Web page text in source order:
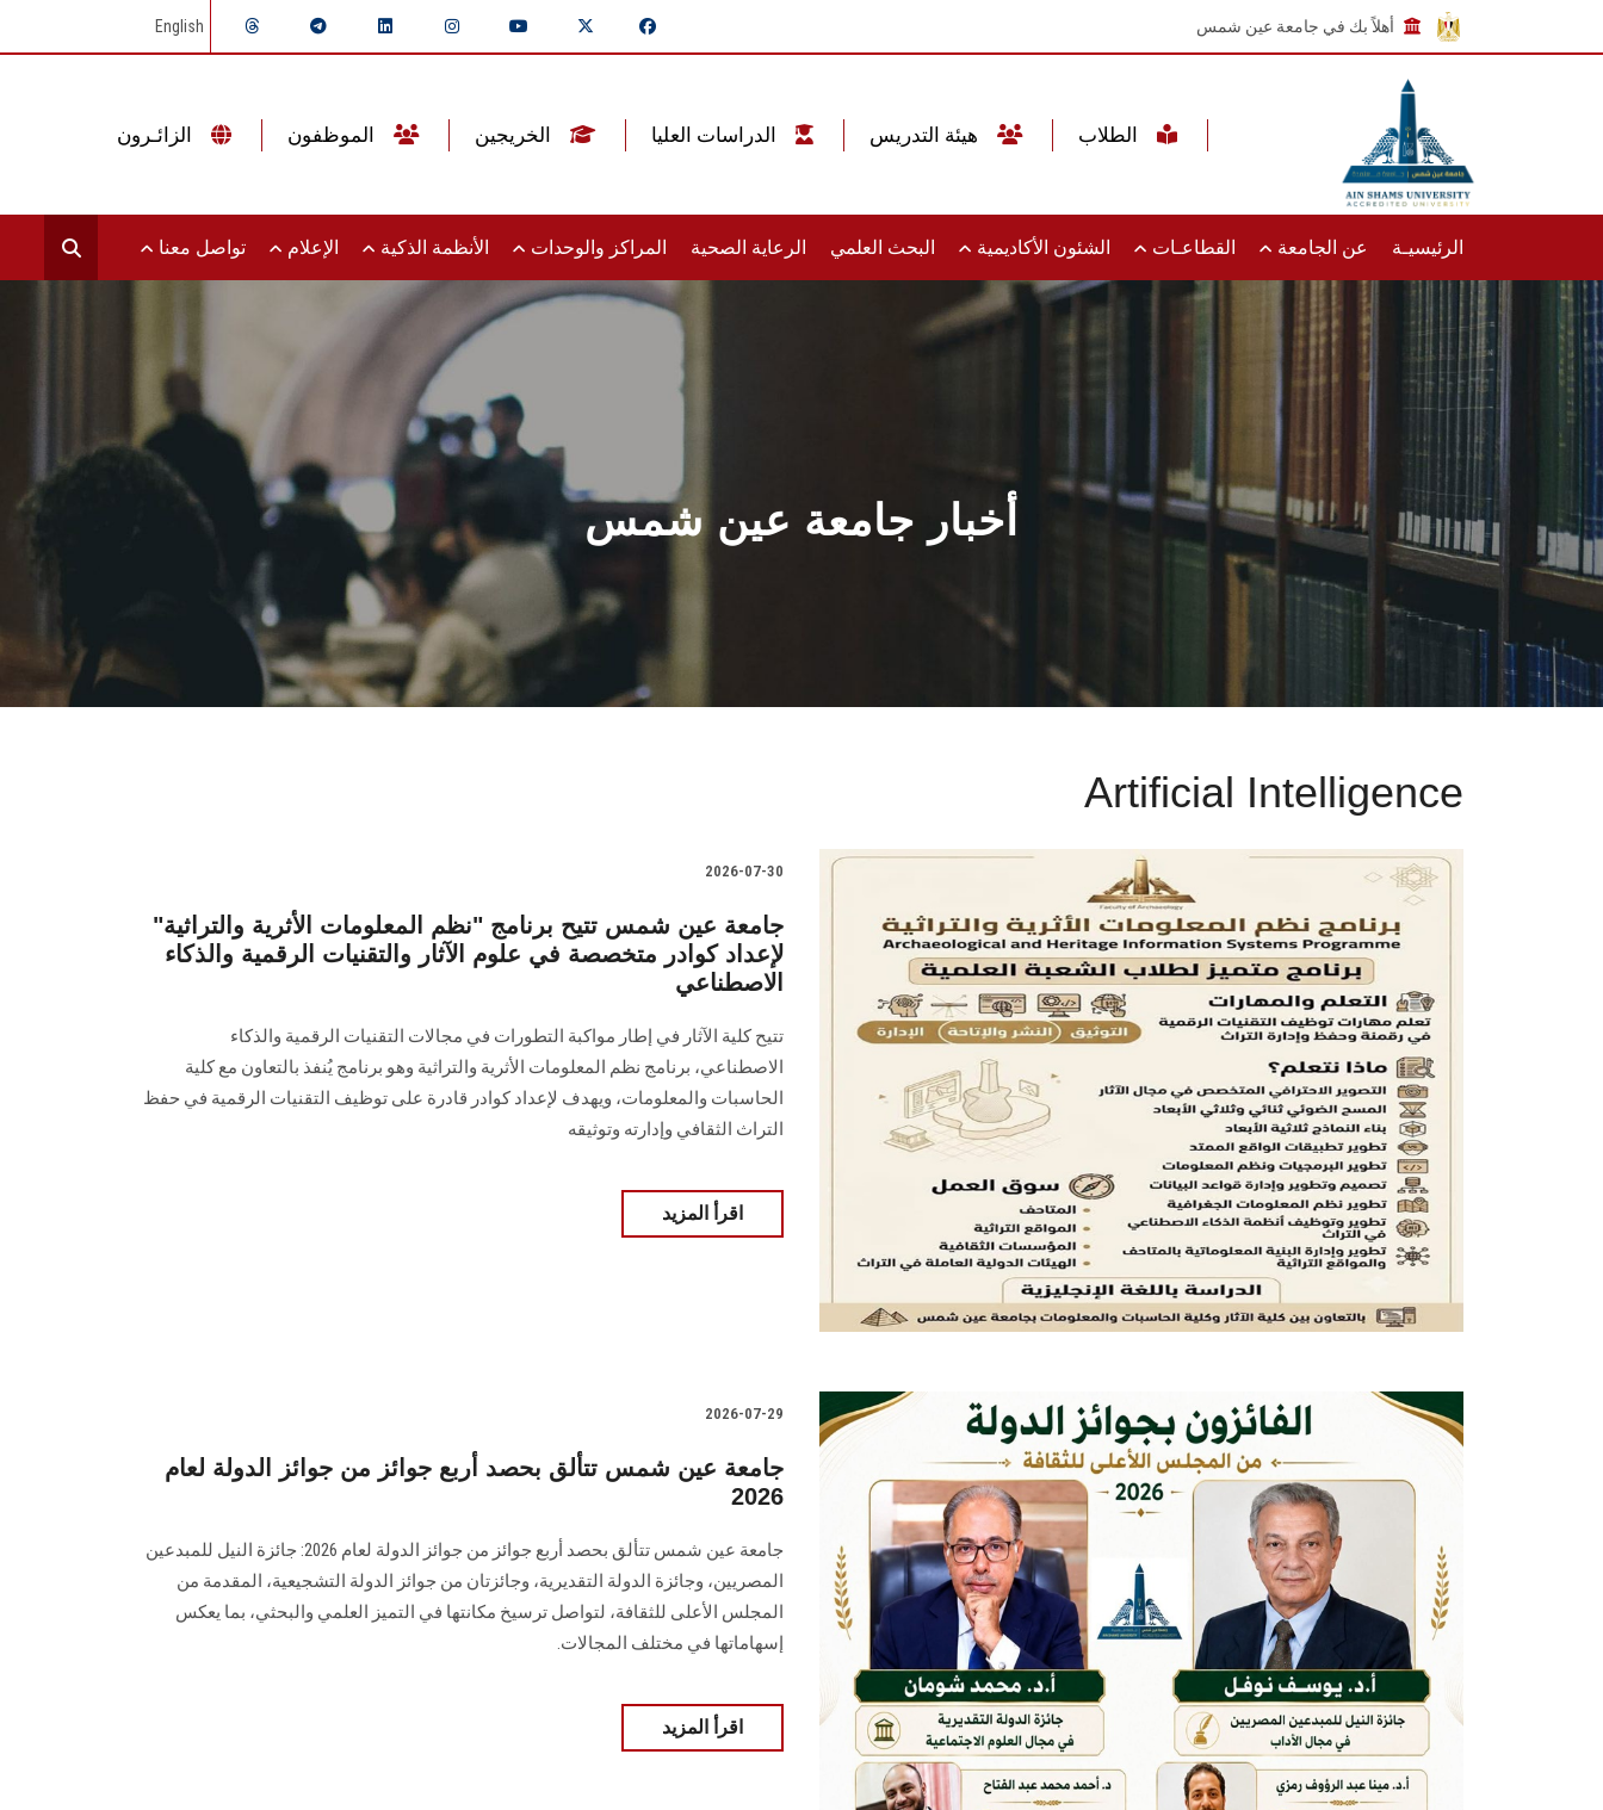
أهلاً بك في جامعة عين شمس English
الرئيسيـة عن الجامعة القطاعـات الشئون الأكاديمية البحث العلمي الرعاية الصحية المراكز والوحدات الأنظمة الذكية الإعلام تواصل معنا
أخبار جامعة عين شمس
Artificial Intelligence
2026-07-30
جامعة عين شمس تتيح برنامج "نظم المعلومات الأثرية والتراثية"
لإعداد كوادر متخصصة في علوم الآثار والتقنيات الرقمية والذكاء
الاصطناعي
تتيح كلية الآثار في إطار مواكبة التطورات في مجالات التقنيات الرقمية والذكاء
الاصطناعي، برنامج نظم المعلومات الأثرية والتراثية وهو برنامج يُنفذ بالتعاون مع كلية
الحاسبات والمعلومات، ويهدف لإعداد كوادر قادرة على توظيف التقنيات الرقمية في حفظ
التراث الثقافي وإدارته وتوثيقه
اقرأ المزيد
2026-07-29
جامعة عين شمس تتألق بحصد أربع جوائز من جوائز الدولة لعام
2026
جامعة عين شمس تتألق بحصد أربع جوائز من جوائز الدولة لعام 2026: جائزة النيل للمبدعين
المصريين، وجائزة الدولة التقديرية، وجائزتان من جوائز الدولة التشجيعية، المقدمة من
المجلس الأعلى للثقافة، لتواصل ترسيخ مكانتها في التميز العلمي والبحثي، بما يعكس
إسهاماتها في مختلف المجالات.
اقرأ المزيد